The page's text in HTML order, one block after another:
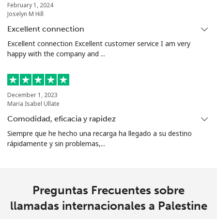
February 1, 2024
Joselyn M Hill
Excellent connection
Excellent connection Excellent customer service I am very
happy with the company and ...
December 1, 2023
Maria Isabel Ullate
Comodidad, eficacia y rapidez
Siempre que he hecho una recarga ha llegado a su destino
rápidamente y sin problemas,...
Preguntas Frecuentes sobre
llamadas internacionales a Palestine